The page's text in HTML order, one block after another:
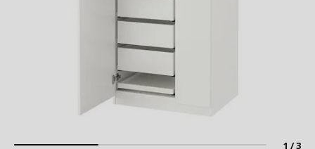
1 / 3